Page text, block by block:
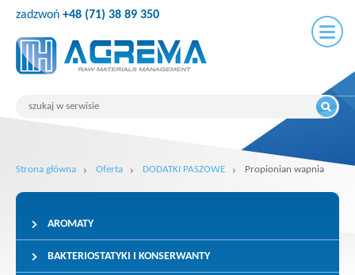
zadzwoń +48 (71) 38 89 350
Strona główna Oferta DODATKI PASZOWE Propionian wapnia
AROMATY
BAKTERIOSTATYKI I KONSERWANTY